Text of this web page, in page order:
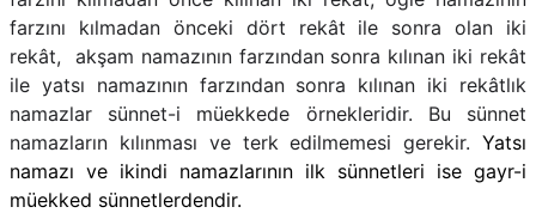
farzını kılmadan önceki dört rekât ile sonra olan iki
rekât, akşam namazının farzından sonra kılınan iki rekât
ile yatsı namazının farzından sonra kılınan iki rekâtlık
namazlar sünnet-i müekkede örnekleridir. Bu sünnet
namazların kılınması ve terk edilmemesi gerekir. Yatsı
namazı ve ikindi namazlarının ilk sünnetleri ise gayr-i
müekked sünnetlerdendir.